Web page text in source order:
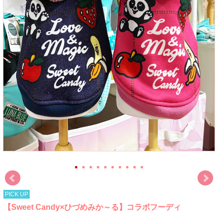
PICK UP
【Sweet Candy×ひづめみか～る】コラボフーディ